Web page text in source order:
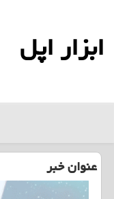
ابزار اپل
عنوان خبر